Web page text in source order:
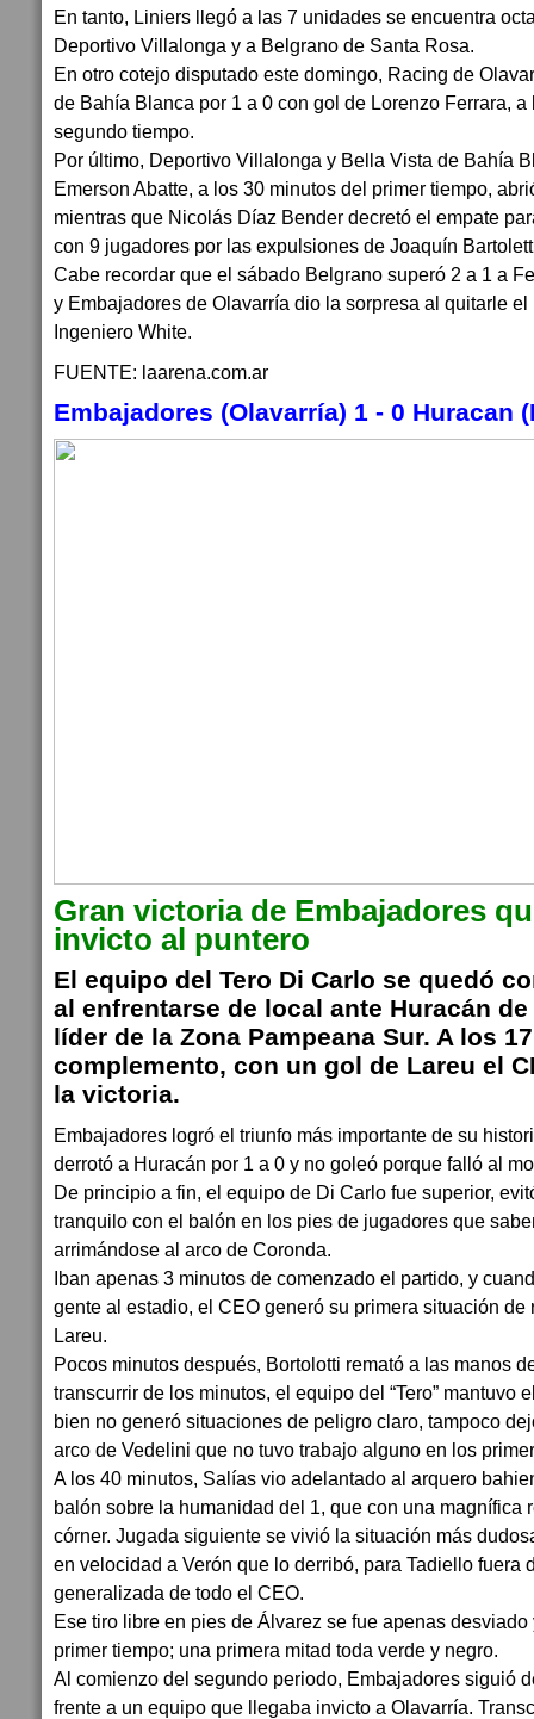
En tanto, Liniers llegó a las 7 unidades se encuentra
Deportivo Villalonga y a Belgrano de Santa Rosa.
En otro cotejo disputado este domingo, Racing de
de Bahía Blanca por 1 a 0 con gol de Lorenzo Ferrara,
segundo tiempo.
Por último, Deportivo Villalonga y Bella Vista de Bahía
Emerson Abatte, a los 30 minutos del primer tiempo,
mientras que Nicolás Díaz Bender decretó el empate
con 9 jugadores por las expulsiones de Joaquín
Cabe recordar que el sábado Belgrano superó 2 a 1 a
y Embajadores de Olavarría dio la sorpresa al quitarle
Ingeniero White.
FUENTE: laarena.com.ar
Embajadores (Olavarría) 1 - 0 Huracan
Gran victoria de Embajadores
invicto al puntero
El equipo del Tero Di Carlo se quedó
al enfrentarse de local ante Huracán
líder de la Zona Pampeana Sur. A los
complemento, con un gol de Lareu el
la victoria.
Embajadores logró el triunfo más importante de su
derrotó a Huracán por 1 a 0 y no goleó porque falló al
De principio a fin, el equipo de Di Carlo fue superior,
tranquilo con el balón en los pies de jugadores que
arrimándose al arco de Coronda.
Iban apenas 3 minutos de comenzado el partido, y
gente al estadio, el CEO generó su primera situación de
Lareu.
Pocos minutos después, Bortolotti remató a las manos
transcurrir de los minutos, el equipo del “Tero” mantuvo
bien no generó situaciones de peligro claro, tampoco
arco de Vedelini que no tuvo trabajo alguno en los
A los 40 minutos, Salías vio adelantado al arquero
balón sobre la humanidad del 1, que con una magnífica
córner. Jugada siguiente se vivió la situación más
en velocidad a Verón que lo derribó, para Tadiello fuera
generalizada de todo el CEO.
Ese tiro libre en pies de Álvarez se fue apenas
primer tiempo; una primera mitad toda verde y negro.
Al comienzo del segundo periodo, Embajadores siguió
frente a un equipo que llegaba invicto a Olavarría.